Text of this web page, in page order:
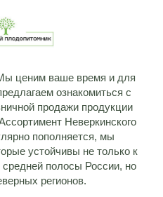
ценим ваше время и для
ознакомиться с
продажи продукции
Неверкинского
пополняется, мы
устойчивы не только к
полосы России, но
регионов.